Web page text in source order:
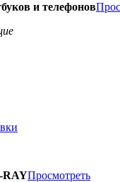
и телефонов
RAYПросмотреть